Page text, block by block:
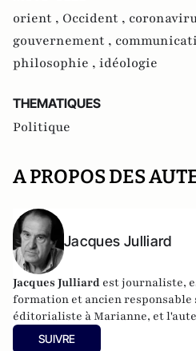
orient , Occident ,
gouvernement ,
philosophie , idéologie
THEMATIQUES
Politique
A PROPOS DES
Jacques Julliard
Jacques Julliard est journaliste,
formation et ancien
éditorialiste à Marianne, et
peuple" aux éditions Flammarion
SUIVRE